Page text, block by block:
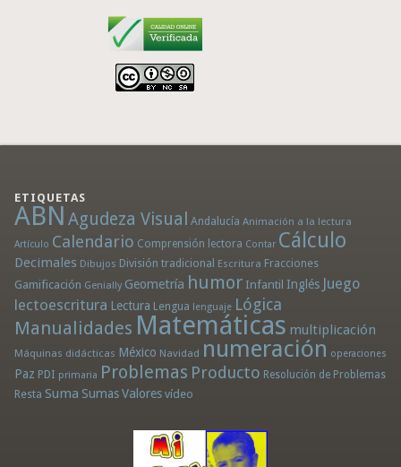
ETIQUETAS
ABN Agudeza Visual Andalucía Animación a la lectura
Artículo Calendario Comprensión lectora Contar Cálculo
Decimales Dibujos División tradicional Escritura Fracciones
Gamificación Genially Geometría humor Infantil Inglés Juego
lectoescritura Lectura Lengua lenguaje Lógica
Manualidades Matemáticas multiplicación
Máquinas didácticas México Navidad numeración operaciones
Paz PDI primaria Problemas Producto Resolución de Problemas
Resta Suma Sumas Valores vídeo